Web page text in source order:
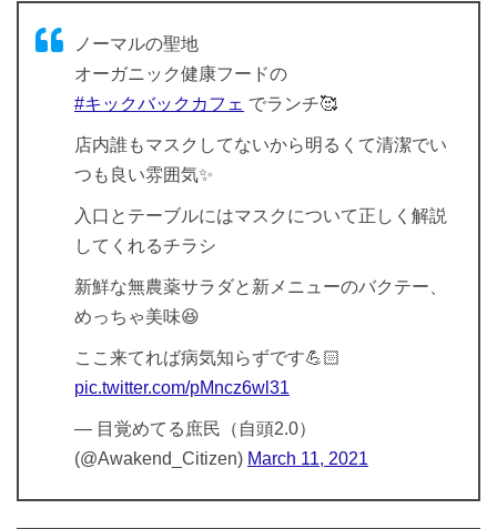
ノーマルの聖地
オーガニック健康フードの
#キックバックカフェ でランチ🥰
店内誰もマスクしてないから明るくて清潔でい
つも良い雰囲気✨
入口とテーブルにはマスクについて正しく解説
してくれるチラシ
新鮮な無農薬サラダと新メニューのバクテー、
めっちゃ美味😆
ここ来てれば病気知らずです💪🏻
pic.twitter.com/pMncz6wl31
— 目覚めてる庶民（自頭2.0）
(@Awakend_Citizen) March 11, 2021